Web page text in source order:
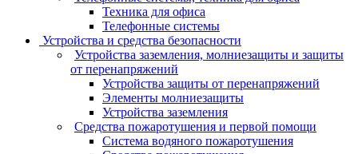
Техника для офиса
Телефонные системы
Устройства и средства безопасности
Устройства заземления, молниезащиты и защиты
от перенапряжений
Устройства защиты от перенапряжений
Элементы молниезащиты
Устройства заземления
Средства пожаротушения и первой помощи
Система водяного пожаротушения